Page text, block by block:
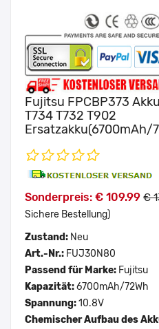
Fujitsu FPCBP373
T734 T732 T902
Ersatzakku(6700mAh/
Sonderpreis: € 109.99 €
Sichere Bestellung)
Zustand: Neu
Art.-Nr.: FUJ30N80
Passend für Marke: Fujitsu
Kapazität:6700mAh/72Wh
Spannung:10.8V
Chemischer Aufbau des